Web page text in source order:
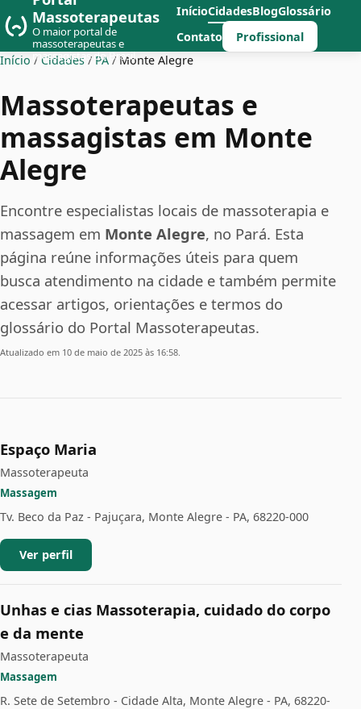
Massoterapeutas
O maior portal de
massoterapeutas e
massagistas do Brasil
InícioCidadesBlogGlossário
Contato
Profissional
Início / Cidades / PA / Monte Alegre
Massoterapeutas e
massagistas em Monte
Alegre
Encontre especialistas locais de massoterapia e
massagem em Monte Alegre, no Pará. Esta
página reúne informações úteis para quem
busca atendimento na cidade e também permite
acessar artigos, orientações e termos do
glossário do Portal Massoterapeutas.
Atualizado em 10 de maio de 2025 às 16:58.
Espaço Maria
Massoterapeuta
Massagem
Tv. Beco da Paz - Pajuçara, Monte Alegre - PA, 68220-000
Ver perfil
Unhas e cias Massoterapia, cuidado do corpo
e da mente
Massoterapeuta
Massagem
R. Sete de Setembro - Cidade Alta, Monte Alegre - PA, 68220-